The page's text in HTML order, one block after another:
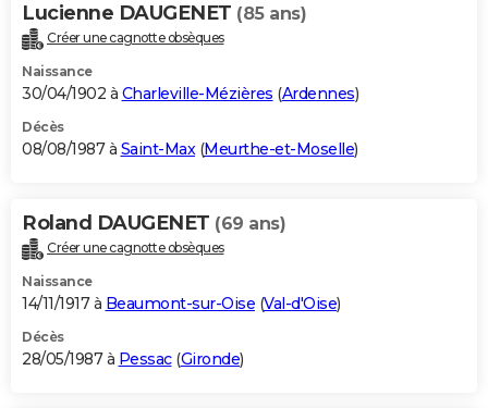
Lucienne DAUGENET (85 ans)
Créer une cagnotte obsèques
Naissance
30/04/1902 à Charleville-Mézières (Ardennes)
Décès
08/08/1987 à Saint-Max(Meurthe-et-Moselle)
Roland DAUGENET (69 ans)
Créer une cagnotte obsèques
Naissance
14/11/1917 à Beaumont-sur-Oise (Val-d'Oise)
Décès
28/05/1987 à Pessac(Gironde)